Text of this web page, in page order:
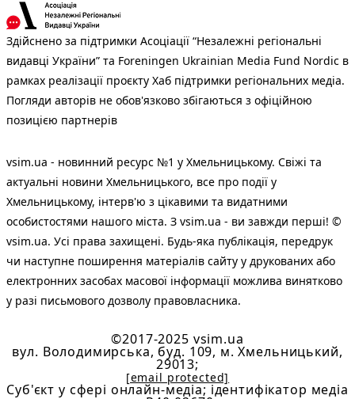
Здійснено за підтримки Асоціації “Незалежні регіональні
видавці України” та Foreningen Ukrainian Media Fund Nordic в
рамках реалізації проєкту Хаб підтримки регіональних медіа.
Погляди авторів не обов'язково збігаються з офіційною
позицією партнерів
vsim.ua - новинний ресурс №1 у Хмельницькому. Свіжі та
актуальні новини Хмельницького, все про події у
Хмельницькому, інтерв'ю з цікавими та видатними
особистостями нашого міста. З vsim.ua - ви завжди перші! ©
vsim.ua. Усі права захищені. Будь-яка публiкацiя, передрук
чи наступне поширення матеріалів сайту у друкованих або
електронних засобах масової інформації можлива винятково
у разі письмового дозволу правовласника.
©2017-2025 vsim.ua
вул. Володимирська, буд. 109, м. Хмельницький,
29013;
[email protected]
Cуб'єкт у сфері онлайн-медіа; ідентифікатор медіа